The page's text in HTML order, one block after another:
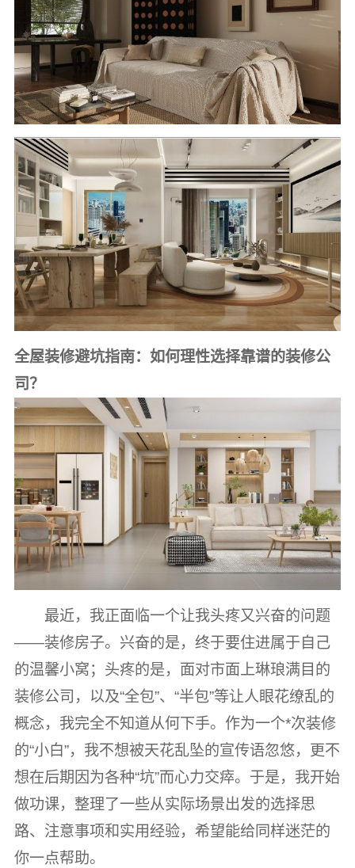
全屋装修避坑指南：如何理性选择靠谱的装修公
司？
最近，我正面临一个让我头疼又兴奋的问题
——装修房子。兴奋的是，终于要住进属于自己
的温馨小窝；头疼的是，面对市面上琳琅满目的
装修公司，以及“全包”、“半包”等让人眼花缭乱的
概念，我完全不知道从何下手。作为一个*次装修
的“小白”，我不想被天花乱坠的宣传语忽悠，更不
想在后期因为各种“坑”而心力交瘁。于是，我开始
做功课，整理了一些从实际场景出发的选择思
路、注意事项和实用经验，希望能给同样迷茫的
你一点帮助。